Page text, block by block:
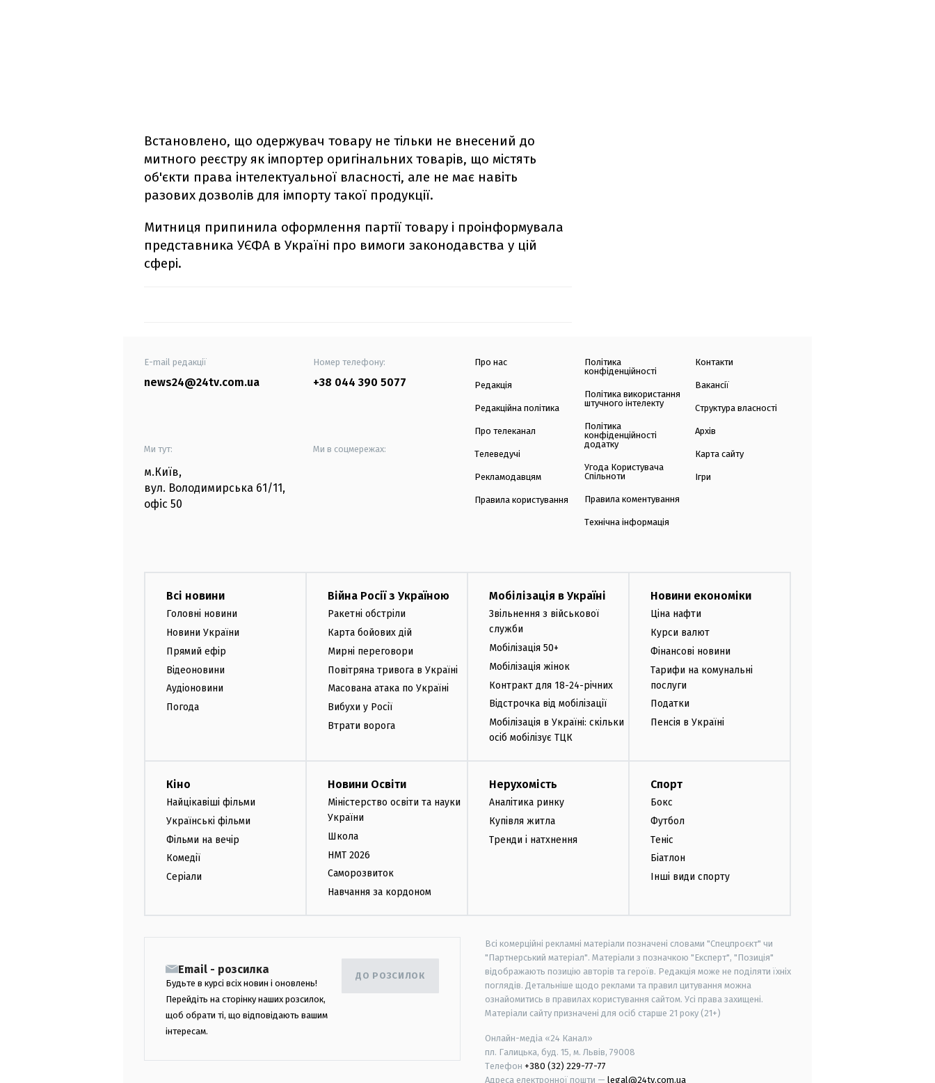
Встановлено, що одержувач товару не тільки не внесений до
митного реєстру як імпортер оригінальних товарів, що містять
об'єкти права інтелектуальної власності, але не має навіть
разових дозволів для імпорту такої продукції.
Митниця припинила оформлення партії товару і проінформувала
представника УЄФА в Україні про вимоги законодавства у цій
сфері.
E-mail редакції
news24@24tv.com.ua
Номер телефону:
+38 044 390 5077
Ми тут:
м.Київ,
вул. Володимирська 61/11,
офіс 50
Ми в соцмережах:
Про нас
Редакція
Редакційна політика
Про телеканал
Телеведучі
Рекламодавцям
Правила користування
Політика
конфіденційності
Політика використання
штучного інтелекту
Політика
конфіденційності
додатку
Угода Користувача
Спільноти
Правила коментування
Технічна інформація
Контакти
Вакансії
Структура власності
Архів
Карта сайту
Ігри
Всі новини
Головні новини
Новини України
Прямий ефір
Відеоновини
Аудіоновини
Погода
Війна Росії з Україною
Ракетні обстріли
Карта бойових дій
Мирні переговори
Повітряна тривога в Україні
Масована атака по Україні
Вибухи у Росії
Втрати ворога
Мобілізація в Україні
Звільнення з військової
служби
Мобілізація 50+
Мобілізація жінок
Контракт для 18-24-річних
Відстрочка від мобілізації
Мобілізація в Україні: скільки
осіб мобілізує ТЦК
Новини економіки
Ціна нафти
Курси валют
Фінансові новини
Тарифи на комунальні
послуги
Податки
Пенсія в Україні
Кіно
Найцікавіші фільми
Українські фільми
Фільми на вечір
Комедії
Серіали
Новини Освіти
Міністерство освіти та науки
України
Школа
НМТ 2026
Саморозвиток
Навчання за кордоном
Нерухомість
Аналітика ринку
Купівля житла
Тренди і натхнення
Спорт
Бокс
Футбол
Теніс
Біатлон
Інші види спорту
Email - розсилка
Будьте в курсі всіх новин і оновлень!
Перейдіть на сторінку наших розсилок,
щоб обрати ті, що відповідають вашим
інтересам.
ДО РОЗСИЛОК
Всі комерційні рекламні матеріали позначені словами "Спецпроєкт" чи
"Партнерський матеріал". Матеріали з позначкою "Експерт", "Позиція"
відображають позицію авторів та героїв. Редакція може не поділяти їхніх
поглядів. Детальніше щодо реклами та правил цитування можна
ознайомитись в правилах користування сайтом. Усі права захищені.
Матеріали сайту призначені для осіб старше 21 року (21+)
Онлайн-медіа «24 Канал»
пл. Галицька, буд. 15, м. Львів, 79008
Телефон +380 (32) 229-77-77
Адреса електронної пошти — legal@24tv.com.ua